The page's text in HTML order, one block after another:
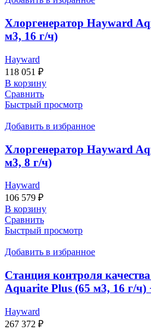
Хлоргенератор Hayward
м3, 16 г/ч)
Hayward
118 051 ₽
В корзину
Сравнить
Быстрый просмотр
Добавить в избранное
Хлоргенератор Hayward
м3, 8 г/ч)
Hayward
106 579 ₽
В корзину
Сравнить
Быстрый просмотр
Добавить в избранное
Станция контроля
Aquarite Plus (65 м3, 16 г/ч)
Hayward
267 372 ₽